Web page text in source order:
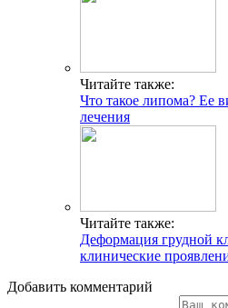
Читайте также:
Что такое липома? Ее
лечения
Читайте также:
Деформация грудной
клинические
Добавить комментарий